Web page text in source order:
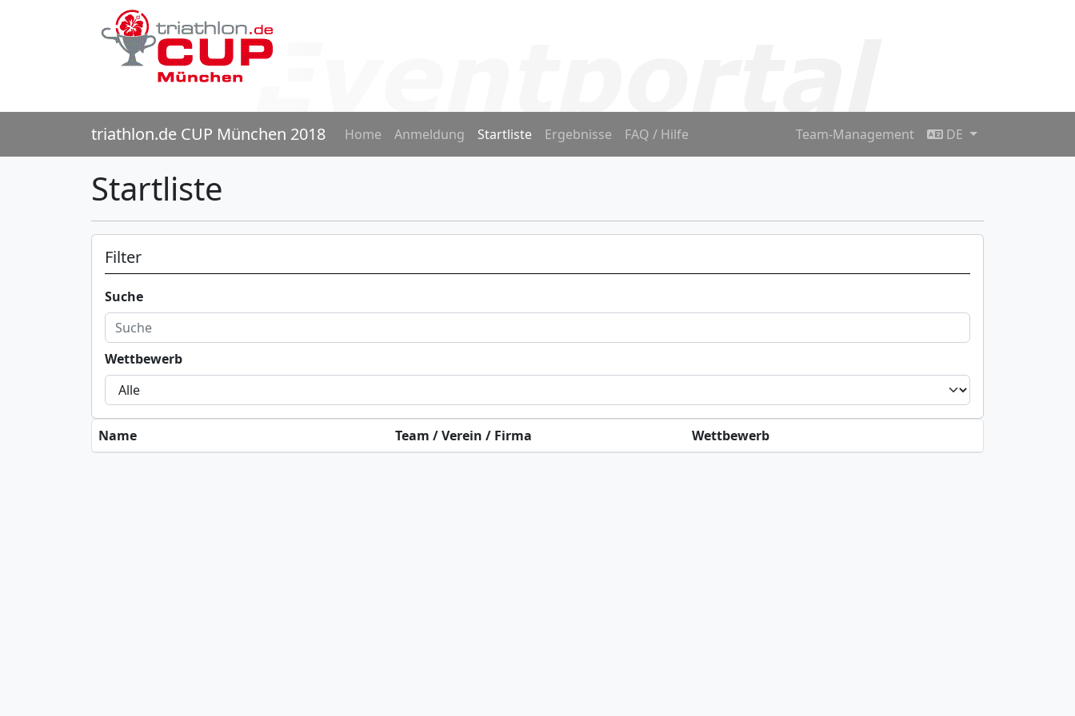
triathlon.de CUP München 2018 Home Anmeldung Startliste Ergebnisse FAQ / Hilfe Team-Management DE
Startliste
Filter
Suche
Wettbewerb
Name Team / Verein / Firma Wettbewerb